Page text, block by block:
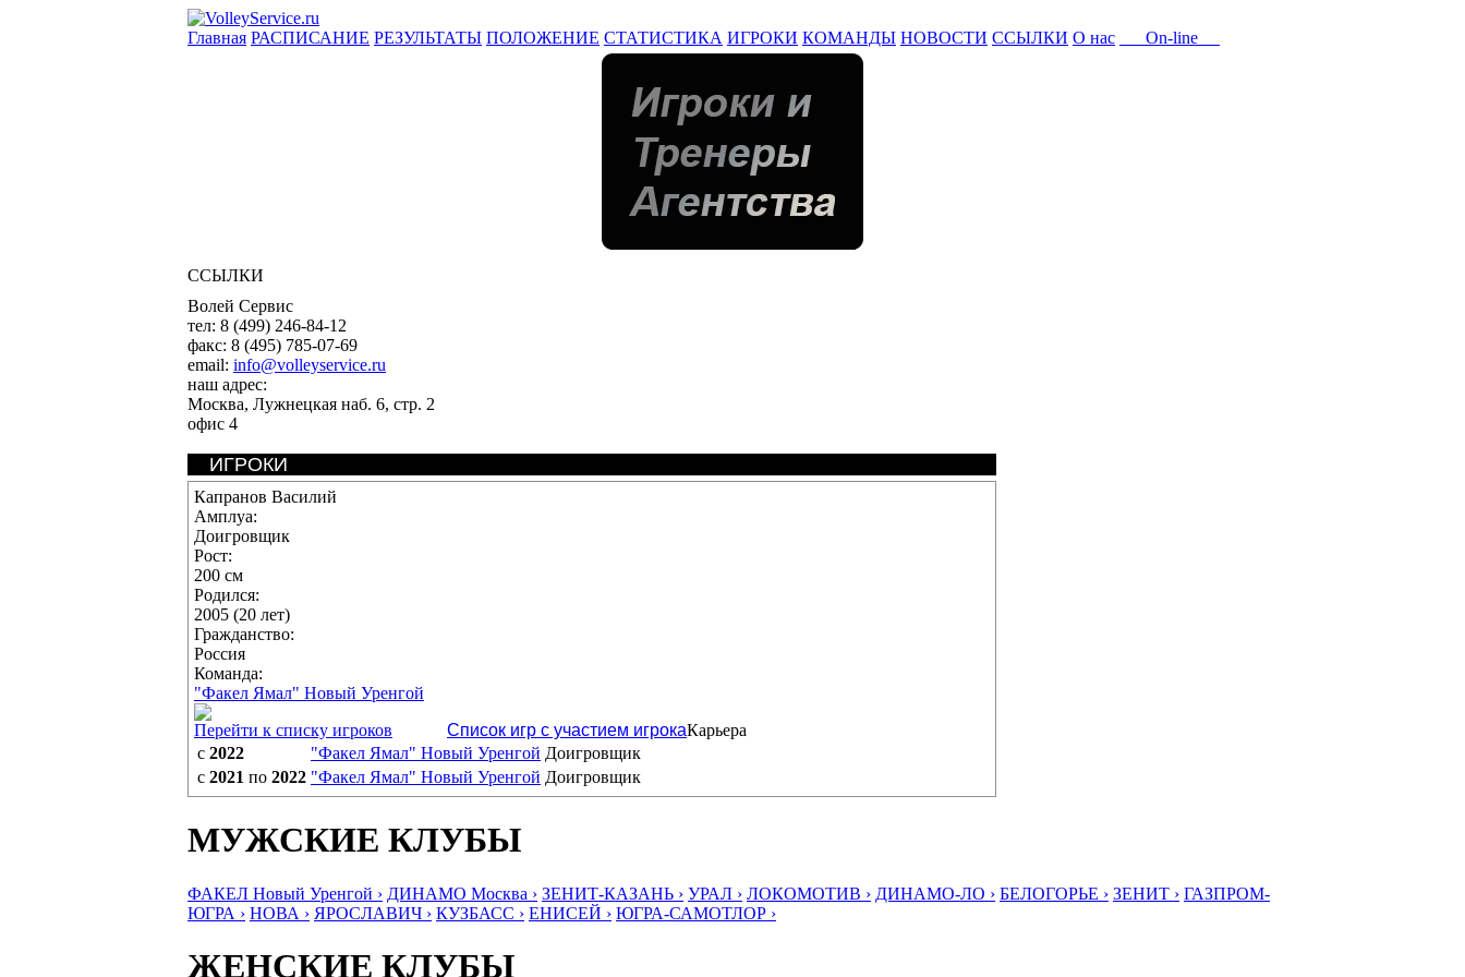
Главная РАСПИСАНИЕ РЕЗУЛЬТАТЫ ПОЛОЖЕНИЕ СТАТИСТИКА ИГРОКИ КОМАНДЫ НОВОСТИ ССЫЛКИ О нас On-line
ССЫЛКИ
Волей Сервис
тел: 8 (499) 246-84-12
факс: 8 (495) 785-07-69
email: info@volleyservice.ru
наш адрес:
Москва, Лужнецкая наб. 6, стр. 2
офис 4
ИГРОКИ
Капранов Василий
Амплуа:
Доигровщик
Рост:
200 см
Родился:
2005 (20 лет)
Гражданство:
Россия
Команда:
"Факел Ямал" Новый Уренгой
Перейти к списку игроков
Список игр с участием игрокаКарьера
с 2022 "Факел Ямал" Новый Уренгой Доигровщик
с 2021 по 2022 "Факел Ямал" Новый Уренгой Доигровщик
МУЖСКИЕ КЛУБЫ
ФАКЕЛ Новый Уренгой › ДИНАМО Москва › ЗЕНИТ-КАЗАНЬ › УРАЛ › ЛОКОМОТИВ › ДИНАМО-ЛО › БЕЛОГОРЬЕ › ЗЕНИТ › ГАЗПРОМ-
ЮГРА › НОВА › ЯРОСЛАВИЧ › КУЗБАСС › ЕНИСЕЙ › ЮГРА-САМОТЛОР ›
ЖЕНСКИЕ КЛУБЫ